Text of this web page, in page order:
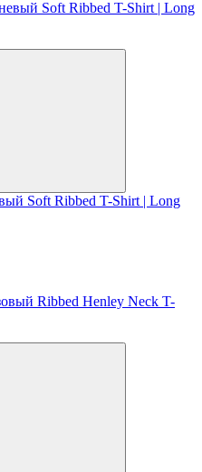
Soft Ribbed T-Shirt | Long